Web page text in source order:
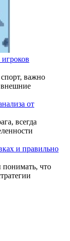
важно
внешние
от
всегда
и правильно
понимать, что